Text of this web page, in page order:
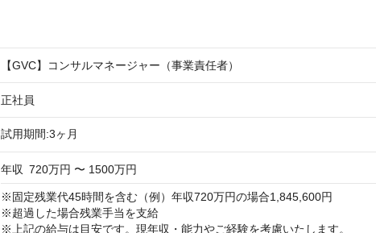
【GVC】コンサルマネージャー（事業責任者）
正社員
試用期間:3ヶ月
年収 720万円 〜 1500万円
※固定残業代45時間を含む（例）年収720万円の場合1,845,600円
※超過した場合残業手当を支給
※上記の給与は目安です。現年収・能力やご経験を考慮いたします。